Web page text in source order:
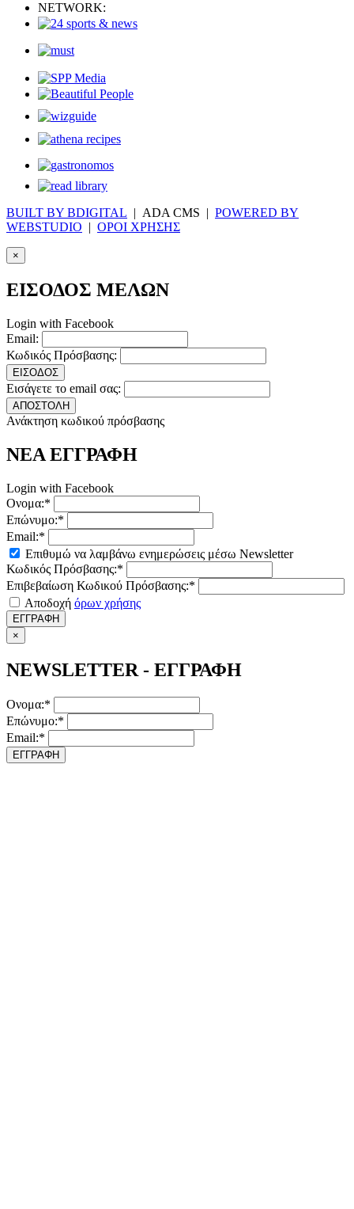
NETWORK:
BUILT BY BDIGITAL | ADA CMS | POWERED BY
WEBSTUDIO | ΟΡΟΙ ΧΡΗΣΗΣ
×
ΕΙΣΟΔΟΣ ΜΕΛΩΝ
Login with Facebook
Email:
Κωδικός Πρόσβασης:
ΕΙΣΟΔΟΣ
Εισάγετε το email σας:
ΑΠΟΣΤΟΛΗ
Ανάκτηση κωδικού πρόσβασης
ΝΕΑ ΕΓΓΡΑΦΗ
Login with Facebook
Ονομα:*
Επώνυμο:*
Email:*
Επιθυμώ να λαμβάνω ενημερώσεις μέσω Newsletter
Κωδικός Πρόσβασης:*
Επιβεβαίωση Κωδικού Πρόσβασης:*
Αποδοχή όρων χρήσης
ΕΓΓΡΑΦΗ
×
NEWSLETTER - ΕΓΓΡΑΦΗ
Ονομα:*
Επώνυμο:*
Email:*
ΕΓΓΡΑΦΗ